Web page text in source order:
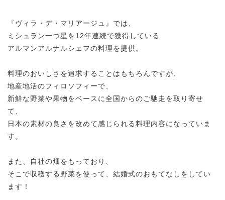
『ヴィラ・デ・マリアージュ』では、
ミシュラン一つ星を12年連続で獲得している
アルマンアルナルシェフの料理を提供。
料理のおいしさを追求することはもちろんですが、
地産地活のフィロソフィーで、
新鮮な野菜や果物をベースに全国からのご馳走を取り寄せ
て、
日本の素材の良さを改めて感じられる料理内容になっていま
す。
また、自社の畑をもっており、
そこで収穫する野菜を使って、結婚式のおもてなしをしてい
ます！